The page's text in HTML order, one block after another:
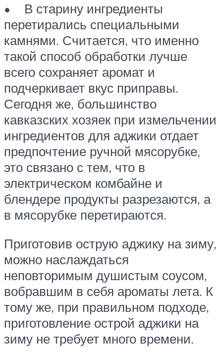
• В старину ингредиенты
перетирались специальными
камнями. Считается, что именно
такой способ обработки лучше
всего сохраняет аромат и
подчеркивает вкус приправы.
Сегодня же, большинство
кавказских хозяек при измельчении
ингредиентов для аджики отдает
предпочтение ручной мясорубке,
это связано с тем, что в
электрическом комбайне и
блендере продукты разрезаются, а
в мясорубке перетираются.
Приготовив острую аджику на зиму,
можно наслаждаться
неповторимым душистым соусом,
вобравшим в себя ароматы лета. К
тому же, при правильном подходе,
приготовление острой аджики на
зиму не требует много времени.